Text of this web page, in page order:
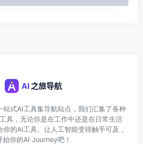
式AI工具集导航站点，我们汇集了各种
具，无论你是在工作中还是在日常生活
的AI工具。让人工智能变得触手可及，
始你的AI Journey吧！